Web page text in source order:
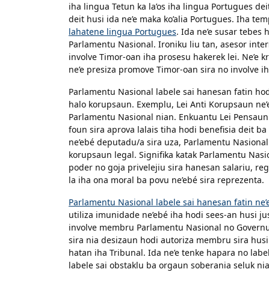
iha lingua Tetun ka la’os iha lingua Portugues
deit husi ida ne’e maka ko’alia Portugues. Iha
lahatene lingua Portugues. Ida ne’e susar
Parlamentu Nasional. Ironiku liu tan, asesor
involve Timor-oan iha prosesu hakerek lei. Ne’e
ne’e presiza promove Timor-oan sira no involve
Parlamentu Nasional labele sai hanesan fatin
halo korupsaun. Exemplu, Lei Anti Korupsaun
Parlamentu Nasional nian. Enkuantu Lei
foun sira aprova lalais tiha hodi benefisia deit
ne’ebé deputadu/a sira uza, Parlamentu
korupsaun legal. Signifika katak Parlamentu
poder no goja privelejiu sira hanesan salariu,
la iha ona moral ba povu ne’ebé sira reprezenta.
Parlamentu Nasional labele sai hanesan fatin
utiliza imunidade ne’ebé iha hodi sees-an husi
involve membru Parlamentu Nasional no
sira nia desizaun hodi autoriza membru sira
hatan iha Tribunal. Ida ne’e tenke hapara no
labele sai obstaklu ba orgaun soberania seluk